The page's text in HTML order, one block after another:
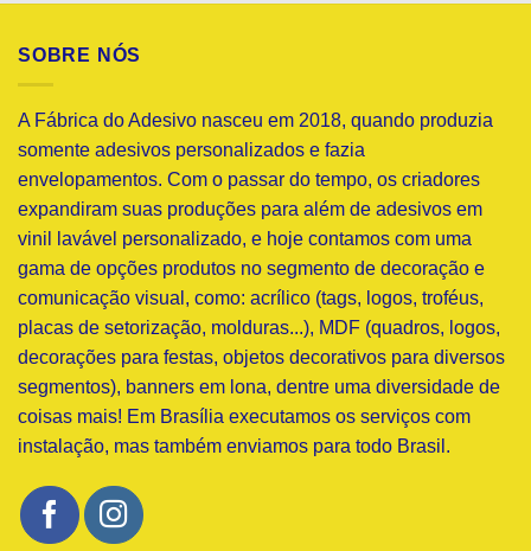
SOBRE NÓS
A Fábrica do Adesivo nasceu em 2018, quando produzia
somente adesivos personalizados e fazia
envelopamentos. Com o passar do tempo, os criadores
expandiram suas produções para além de adesivos em
vinil lavável personalizado, e hoje contamos com uma
gama de opções produtos no segmento de decoração e
comunicação visual, como: acrílico (tags, logos, troféus,
placas de setorização, molduras...), MDF (quadros, logos,
decorações para festas, objetos decorativos para diversos
segmentos), banners em lona, dentre uma diversidade de
coisas mais! Em Brasília executamos os serviços com
instalação, mas também enviamos para todo Brasil.